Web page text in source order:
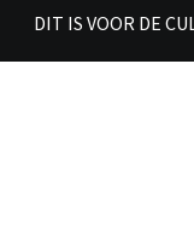
DIT IS VOOR DE